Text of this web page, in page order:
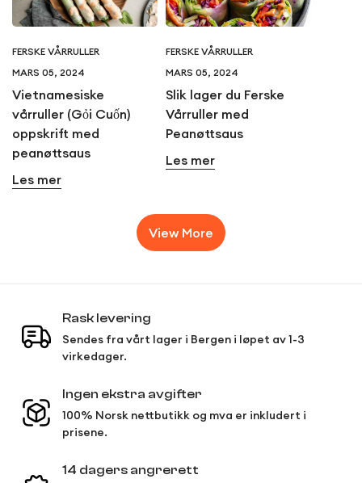
FERSKE VÅRRULLER
MARS 05, 2024
Vietnamesiske
vårruller (Gỏi Cuốn)
oppskrift med
peanøttsaus
Les mer
FERSKE VÅRRULLER
MARS 05, 2024
Slik lager du Ferske
Vårruller med
Peanøttsaus
Les mer
View More
Rask levering
Sendes fra vårt lager i Bergen i løpet av 1-3
virkedager.
Ingen ekstra avgifter
100% Norsk nettbutikk og mva er inkludert i
prisene.
14 dagers angrerett